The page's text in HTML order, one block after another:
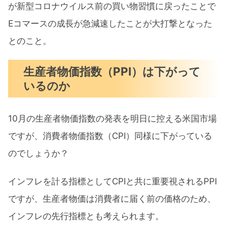
が新型コロナウイルス前の買い物習慣に戻ったことで
Eコマースの成長が急減速したことが大打撃となった
とのこと。
生産者物価指数（PPI）は下がって
いるのか
10月の生産者物価指数の発表を明日に控える米国市場
ですが、消費者物価指数（CPI）同様に下がっている
のでしょうか？
インフレを計る指標としてCPIと共に重要視されるPPI
ですが、生産者物価は消費者に届く前の価格のため、
インフレの先行指標とも考えられます。